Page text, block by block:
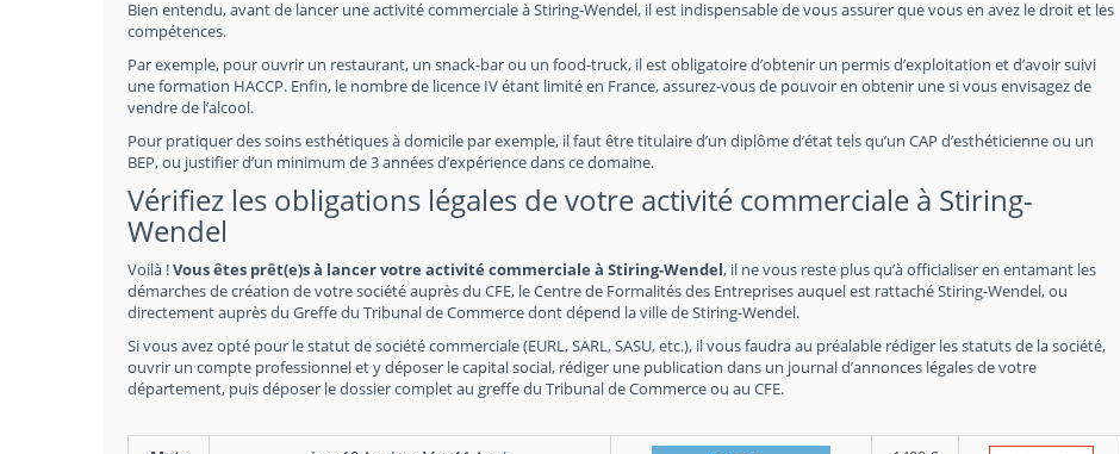
Bien entendu, avant de lancer une activité commerciale à Stiring-Wendel, il est indispensable de vous assurer que vous en avez le droit et les
compétences.
Par exemple, pour ouvrir un restaurant, un snack-bar ou un food-truck, il est obligatoire d’obtenir un permis d’exploitation et d’avoir suivi
une formation HACCP. Enfin, le nombre de licence IV étant limité en France, assurez-vous de pouvoir en obtenir une si vous envisagez de
vendre de l’alcool.
Pour pratiquer des soins esthétiques à domicile par exemple, il faut être titulaire d’un diplôme d’état tels qu’un CAP d’esthéticienne ou un
BEP, ou justifier d’un minimum de 3 années d’expérience dans ce domaine.
Vérifiez les obligations légales de votre activité commerciale à Stiring-
Wendel
Voilà !Vous êtes prêt(e)s à lancer votre activité commerciale à Stiring-Wendel, il ne vous reste plus qu’à officialiser en entamant les
démarches de création de votre société auprès du CFE, le Centre de Formalités des Entreprises auquel est rattaché Stiring-Wendel, ou
directement auprès du Greffe du Tribunal de Commerce dont dépend la ville de Stiring-Wendel.
Si vous avez opté pour le statut de société commerciale (EURL, SARL, SASU, etc.), il vous faudra au préalable rédiger les statuts de la société,
ouvrir un compte professionnel et y déposer le capital social, rédiger une publication dans un journal d’annonces légales de votre
département, puis déposer le dossier complet au greffe du Tribunal de Commerce ou au CFE.